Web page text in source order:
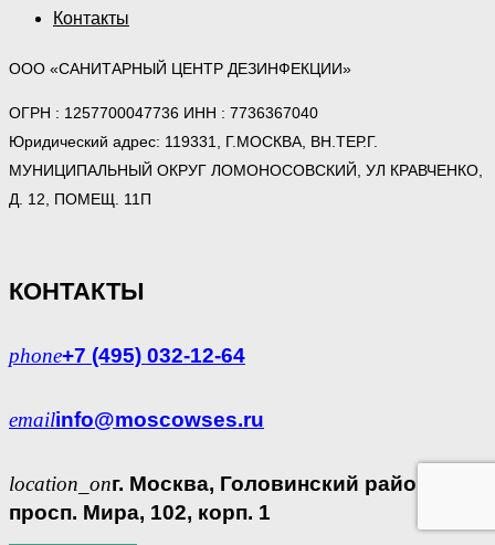
Контакты
ООО «САНИТАРНЫЙ ЦЕНТР ДЕЗИНФЕКЦИИ»
ОГРН : 1257700047736 ИНН : 7736367040
Юридический адрес: 119331, Г.МОСКВА, ВН.ТЕР.Г.
МУНИЦИПАЛЬНЫЙ ОКРУГ ЛОМОНОСОВСКИЙ, УЛ КРАВЧЕНКО,
Д. 12, ПОМЕЩ. 11П
КОНТАКТЫ
phone+7 (495) 032-12-64
emailinfo@moscowses.ru
location_onг. Москва, Головинский район,
просп. Мира, 102, корп. 1